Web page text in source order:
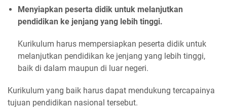
Menyiapkan peserta didik untuk melanjutkan
pendidikan ke jenjang yang lebih tinggi.
Kurikulum harus mempersiapkan peserta didik untuk
melanjutkan pendidikan ke jenjang yang lebih tinggi,
baik di dalam maupun di luar negeri.
Kurikulum yang baik harus dapat mendukung tercapainya
tujuan pendidikan nasional tersebut.